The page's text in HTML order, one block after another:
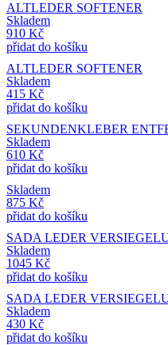
ALTLEDER SOFTENER
Skladem
910 Kč
přidat do košíku
ALTLEDER SOFTENER
Skladem
415 Kč
přidat do košíku
SEKUNDENKLEBER
Skladem
610 Kč
přidat do košíku
Skladem
875 Kč
přidat do košíku
SADA LEDER
Skladem
1045 Kč
přidat do košíku
SADA LEDER
Skladem
430 Kč
přidat do košíku